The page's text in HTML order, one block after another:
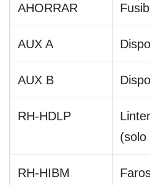
AHORRAR
AUX A
AUX B
RH-HDLP
(solo
RH-HIBM